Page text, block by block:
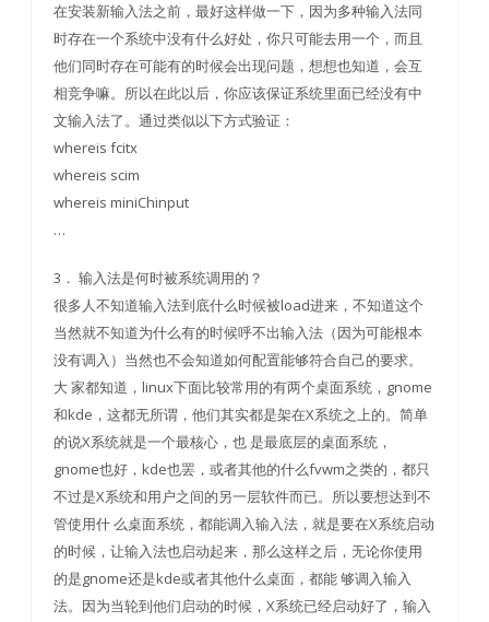
在安装新输入法之前，最好这样做一下，因为多种输入法同
时存在一个系统中没有什么好处，你只可能去用一个，而且
他们同时存在可能有的时候会出现问题，想想也知道，会互
相竞争嘛。所以在此以后，你应该保证系统里面已经没有中
文输入法了。通过类似以下方式验证：
whereis fcitx
whereis scim
whereis miniChinput
…
3． 输入法是何时被系统调用的？
很多人不知道输入法到底什么时候被load进来，不知道这个
当然就不知道为什么有的时候呼不出输入法（因为可能根本
没有调入）当然也不会知道如何配置能够符合自己的要求。
大 家都知道，linux下面比较常用的有两个桌面系统，gnome
和kde，这都无所谓，他们其实都是架在X系统之上的。简单
的说X系统就是一个最核心，也 是最底层的桌面系统，
gnome也好，kde也罢，或者其他的什么fvwm之类的，都只
不过是X系统和用户之间的另一层软件而已。所以要想达到不
管使用什 么桌面系统，都能调入输入法，就是要在X系统启动
的时候，让输入法也启动起来，那么这样之后，无论你使用
的是gnome还是kde或者其他什么桌面，都能 够调入输入
法。因为当轮到他们启动的时候，X系统已经启动好了，输入